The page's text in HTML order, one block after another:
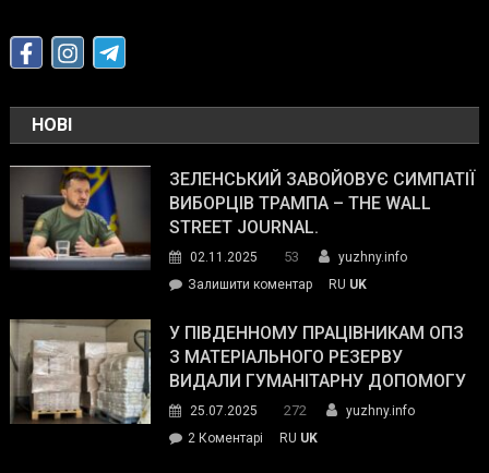
НОВІ
ЗЕЛЕНСЬКИЙ ЗАВОЙОВУЄ СИМПАТІЇ
ВИБОРЦІВ ТРАМПА – THE WALL
STREET JOURNAL.
02.11.2025 53
yuzhny.info
Залишити коментарon
завойовує
симпатії
виборців
The
RU UK
У ПІВДЕННОМУ ПРАЦІВНИКАМ ОПЗ
З МАТЕРІАЛЬНОГО РЕЗЕРВУ
ВИДАЛИ ГУМАНІТАРНУ ДОПОМОГУ
25.07.2025 272
yuzhny.info
2 Коментарі
RU UK